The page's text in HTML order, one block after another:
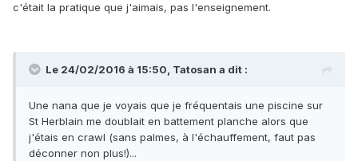
c'était la pratique que j'aimais, pas l'enseignement.
Le 24/02/2016 à 15:50, Tatosan a dit :
Une nana que je voyais que je fréquentais une piscine sur
St Herblain me doublait en battement planche alors que
j'étais en crawl (sans palmes, à l'échauffement, faut pas
déconner non plus!)...